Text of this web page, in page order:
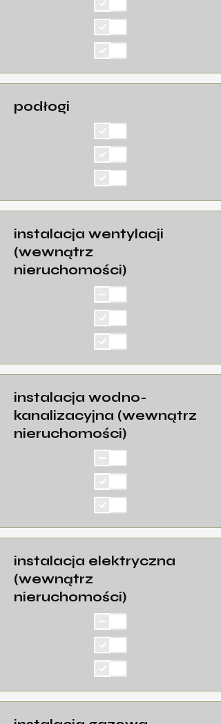
podłogi
instalacja wentylacji
(wewnątrz
nieruchomości)
instalacja wodno-
kanalizacyjna (wewnątrz
nieruchomości)
instalacja elektryczna
(wewnątrz
nieruchomości)